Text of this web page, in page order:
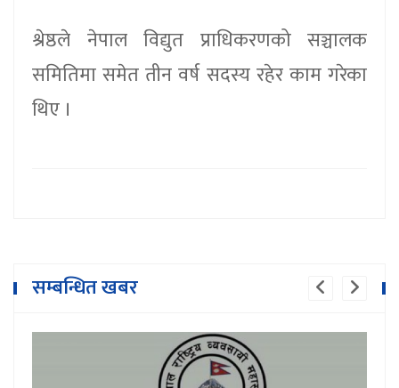
श्रेष्ठले नेपाल विद्युत प्राधिकरणको सञ्चालक
समितिमा समेत तीन वर्ष सदस्य रहेर काम गरेका
थिए ।
सम्बन्धित खबर